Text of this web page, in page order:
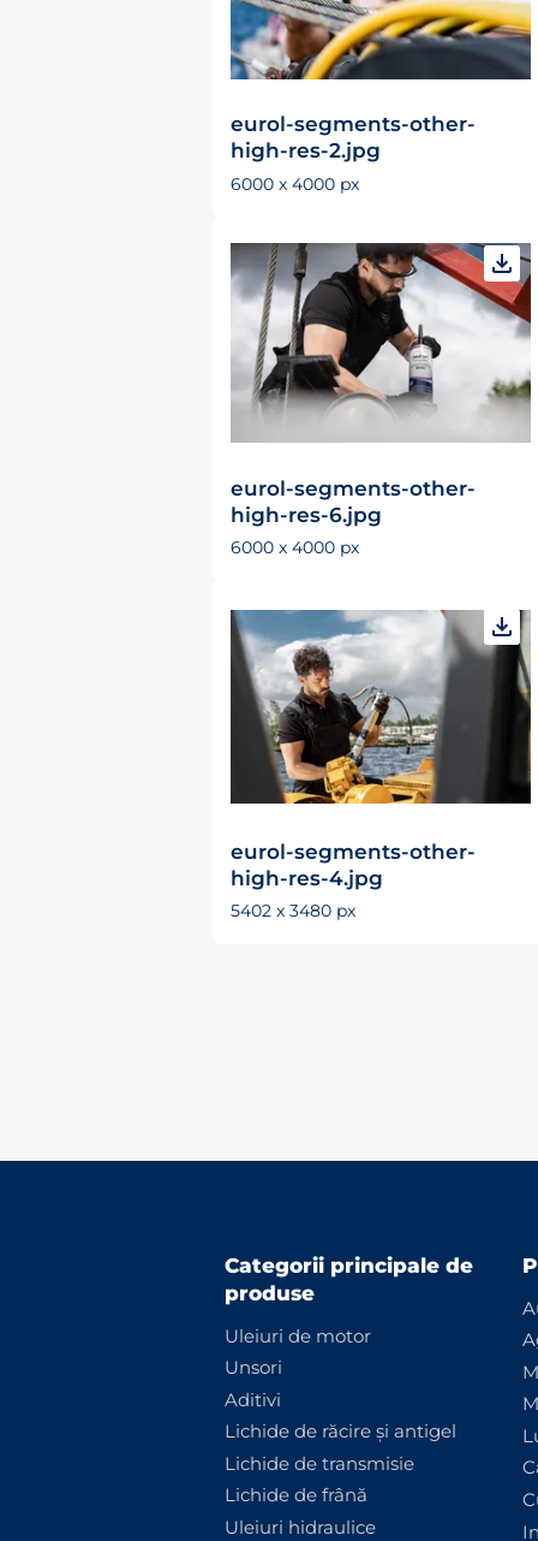
eurol-segments-other-
high-res-2.jpg
6000 x 4000 px
eurol-segments-other-
high-res-6.jpg
6000 x 4000 px
eurol-segments-other-
high-res-4.jpg
5402 x 3480 px
Categorii principale de
produse
Uleiuri de motor
Unsori
Aditivi
Lichide de răcire și antigel
Lichide de transmisie
Lichide de frână
Uleiuri hidraulice